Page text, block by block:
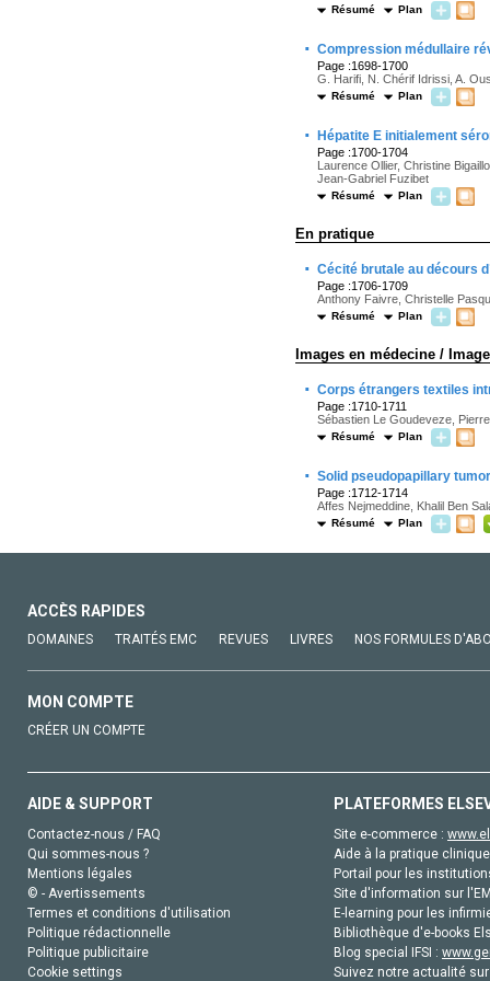
Résumé Plan
· Compression médullaire
Page :1698-1700
G. Harifi, N. Chérif Idrissi, A.
Résumé Plan
· Hépatite E initialement
Page :1700-1704
Laurence Ollier, Christine
Jean-Gabriel Fuzibet
Résumé Plan
En pratique
· Cécité brutale au décours
Page :1706-1709
Anthony Faivre, Christelle
Résumé Plan
Images en médecine /
· Corps étrangers textiles
Page :1710-1711
Sébastien Le Goudeveze,
Résumé Plan
· Solid pseudopapillary
Page :1712-1714
Affes Nejmeddine, Khalil Ben
Résumé Plan
ACCÈS RAPIDES
DOMAINES TRAITÉS EMC REVUES LIVRES NOS FORMULES
MON COMPTE
CRÉER UN COMPTE
AIDE & SUPPORT
Contactez-nous / FAQ
Qui sommes-nous ?
Mentions légales
© - Avertissements
Termes et conditions d'utilisation
Politique rédactionnelle
Politique publicitaire
Cookie settings
PLATEFORMES
Site e-commerce :
Aide à la pratique
Portail pour les
Site d'information sur
E-learning pour les
Bibliothèque d'e-books
Blog special IFSI :
Suivez notre actualité